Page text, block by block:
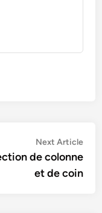
Next Article
de colonne
et de coin